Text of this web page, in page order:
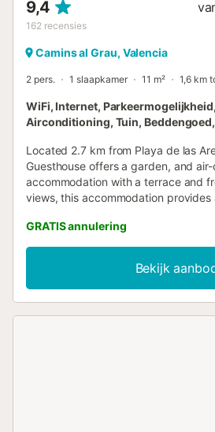
9,4
162 recensies
Camins al Grau, Valencia
2 pers. 1 slaapkamer 11 m² 1,6 km
WiFi, Internet,
Airconditioning, Tuin,
Located 2.7 km from Playa de las
Guesthouse offers a garden, and
accommodation with a terrace and
views, this accommodation provides
GRATIS annulering
Bekijk